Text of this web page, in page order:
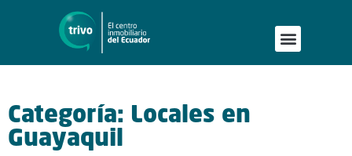
Categoría: Locales en
Guayaquil